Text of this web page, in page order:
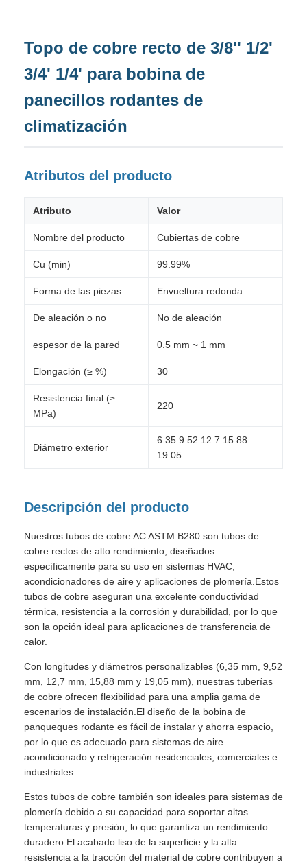
Topo de cobre recto de 3/8'' 1/2'
3/4' 1/4' para bobina de
panecillos rodantes de
climatización
Atributos del producto
Atributo Valor
Nombre del producto Cubiertas de cobre
Cu (min) 99.99%
Forma de las piezas Envueltura redonda
De aleación o no No de aleación
espesor de la pared 0.5 mm ~ 1 mm
Elongación (≥ %) 30
Resistencia final (≥
MPa)
220
Diámetro exterior
6.35 9.52 12.7 15.88
19.05
Descripción del producto
Nuestros tubos de cobre AC ASTM B280 son tubos de
cobre rectos de alto rendimiento, diseñados
específicamente para su uso en sistemas HVAC,
acondicionadores de aire y aplicaciones de plomería.Estos
tubos de cobre aseguran una excelente conductividad
térmica, resistencia a la corrosión y durabilidad, por lo que
son la opción ideal para aplicaciones de transferencia de
calor.
Con longitudes y diámetros personalizables (6,35 mm, 9,52
mm, 12,7 mm, 15,88 mm y 19,05 mm), nuestras tuberías
de cobre ofrecen flexibilidad para una amplia gama de
escenarios de instalación.El diseño de la bobina de
panqueques rodante es fácil de instalar y ahorra espacio,
por lo que es adecuado para sistemas de aire
acondicionado y refrigeración residenciales, comerciales e
industriales.
Estos tubos de cobre también son ideales para sistemas de
plomería debido a su capacidad para soportar altas
temperaturas y presión, lo que garantiza un rendimiento
duradero.El acabado liso de la superficie y la alta
resistencia a la tracción del material de cobre contribuyen a